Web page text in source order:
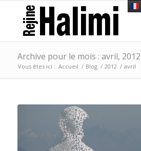
Archive pour le mois : avril, 2012
Vous êtes ici : Accueil / Blog / 2012 / avril